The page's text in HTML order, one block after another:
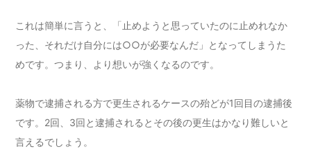
これは簡単に言うと、「止めようと思っていたのに止めれなか
った、それだけ自分には○○が必要なんだ」となってしまうた
めです。つまり、より想いが強くなるのです。
薬物で逮捕される方で更生されるケースの殆どが1回目の逮捕後
です。2回、3回と逮捕されるとその後の更生はかなり難しいと
言えるでしょう。